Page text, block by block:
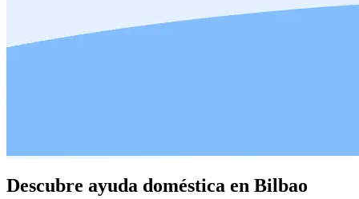
Descubre ayuda doméstica en Bilbao